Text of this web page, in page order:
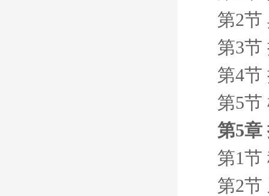
第2节
第3节
第4节
第5节
第5章
第1节
第2节